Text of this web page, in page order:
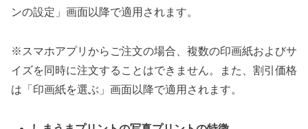
ンの設定」画面以降で適用されます。
※スマホアプリからご注文の場合、複数の印画紙およびサ
イズを同時に注文することはできません。また、割引価格
は「印画紙を選ぶ」画面以降で適用されます。